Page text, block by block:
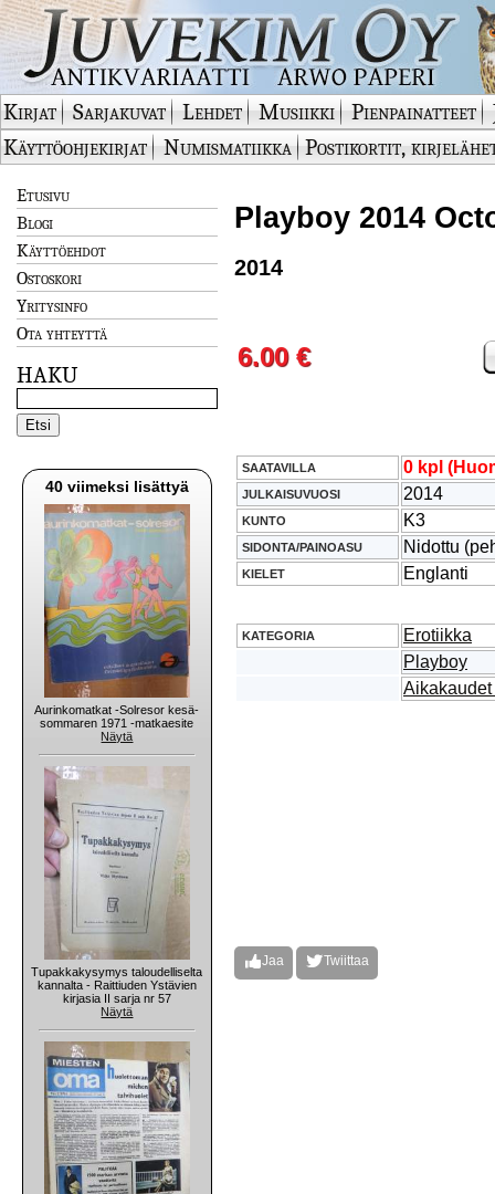
Kirjat Sarjakuvat Lehdet Musiikki Pienpainatteet
Käyttöohjekirjat
Numismatiikka Postikortit,
Etusivu
Blogi
Käyttöehdot
Ostoskori
Yritysinfo
Ota yhteyttä
HAKU
40 viimeksi lisättyä
Aurinkomatkat -Solresor kesä-
sommaren 1971 -matkaesite
Näytä
Tupakkakysymys taloudelliselta
kannalta - Raittiuden Ystävien
kirjasia II sarja nr 57
Näytä
Playboy 2014
2014
6.00 €
SAATAVILLA 0 kpl
JULKAISUVUOSI 2014
KUNTO K3
SIDONTA/PAINOASU Nidottu
KIELET Englanti
KATEGORIA
Erotiikka
Playboy
Jaa Twiittaa